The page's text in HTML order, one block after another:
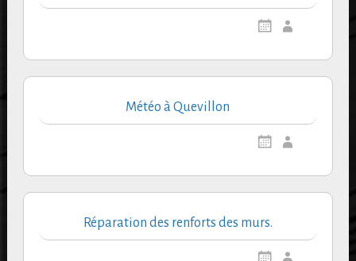
Météo à Quevillon
Réparation des renforts des murs.